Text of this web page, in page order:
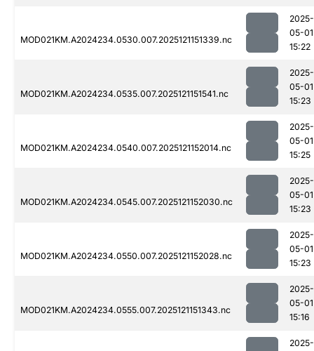
MOD021KM.A2024234.0530.007.2025121151339.nc
2025-
05-01
15:22
MOD021KM.A2024234.0535.007.2025121151541.nc
2025-
05-01
15:23
MOD021KM.A2024234.0540.007.2025121152014.nc
2025-
05-01
15:25
MOD021KM.A2024234.0545.007.2025121152030.nc
2025-
05-01
15:23
MOD021KM.A2024234.0550.007.2025121152028.nc
2025-
05-01
15:23
MOD021KM.A2024234.0555.007.2025121151343.nc
2025-
05-01
15:16
2025-